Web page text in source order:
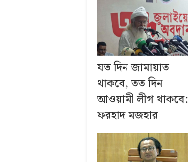
যত দিন জামায়াত
থাকবে, তত দিন
আওয়ামী লীগ থাকবে:
ফরহাদ মজহার